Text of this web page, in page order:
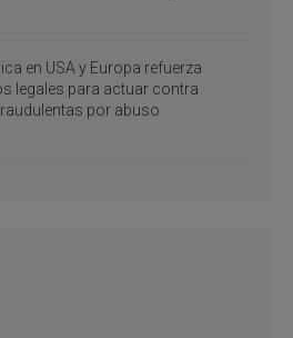
en USA y Europa refuerza
legales para actuar contra
por abuso